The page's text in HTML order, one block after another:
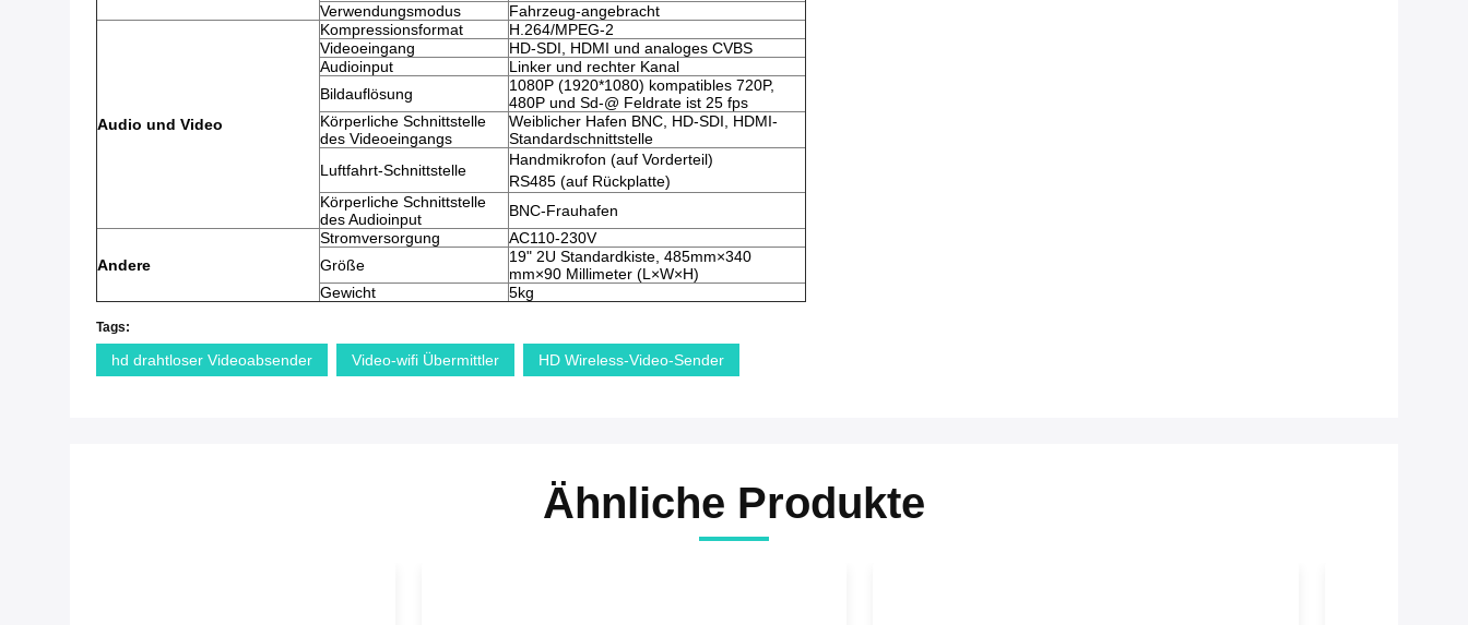
Verwendungsmodus
Fahrzeug-angebracht
Audio und Video
Kompressionsformat
H.264/MPEG-2
Videoeingang
HD-SDI, HDMI und analoges CVBS
Audioinput
Linker und rechter Kanal
Bildauflösung
1080P (1920*1080) kompatibles 720P,
480P und Sd-@ Feldrate ist 25 fps
Körperliche Schnittstelle
des Videoeingangs
Weiblicher Hafen BNC, HD-SDI, HDMI-
Standardschnittstelle
Luftfahrt-Schnittstelle
Handmikrofon (auf Vorderteil)
RS485 (auf Rückplatte)
Körperliche Schnittstelle
des Audioinput
BNC-Frauhafen
Andere
Stromversorgung
AC110-230V
Größe
19" 2U Standardkiste, 485mm×340
mm×90 Millimeter (L×W×H)
Gewicht
5kg
Tags:
hd drahtloser Videoabsender Video-wifi Übermittler HD Wireless-Video-Sender
Ähnliche Produkte